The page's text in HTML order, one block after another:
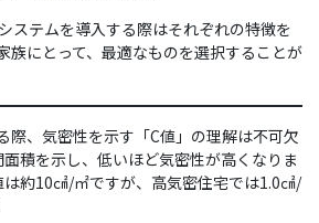
ステムを導入する際はそれぞれの特徴を
族にとって、最適なものを選択することが
際、気密性を示す「C値」の理解は不可欠
積を示し、低いほど気密性が高くなりま
約10㎠/㎡ですが、高気密住宅では1.0㎠/